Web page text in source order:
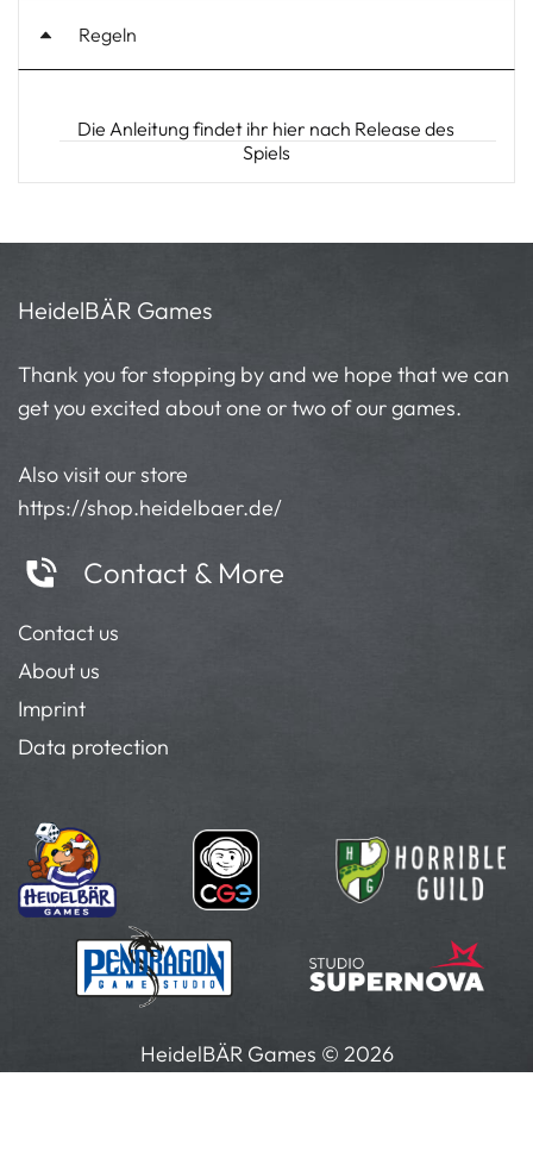
Regeln
Die Anleitung findet ihr hier nach Release des
Spiels
HeidelBÄR Games
Thank you for stopping by and we hope that we can
get you excited about one or two of our games.
Also visit our store
https://shop.heidelbaer.de/
Contact & More
Contact us
About us
Imprint
Data protection
HeidelBÄR Games © 2026